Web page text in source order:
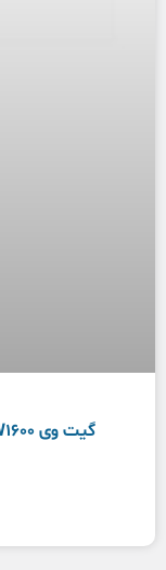
گیت وی GSM VS-GW1600 – اپن وکس OpenVox